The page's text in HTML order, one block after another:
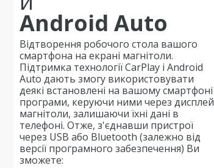
Android Auto
Відтворення робочого стола вашого
смартфона на екрані магнітоли.
Підтримка технології CarPlay і Android
Auto дають змогу використовувати
деякі встановлені на вашому смартфоні
програми, керуючи ними через дисплей
магнітоли, залишаючи їхні дані в
телефоні. Отже, з'єднавши пристрої
через USB або Bluetooth (залежно від
версії програмного забезпечення) Ви
зможете: